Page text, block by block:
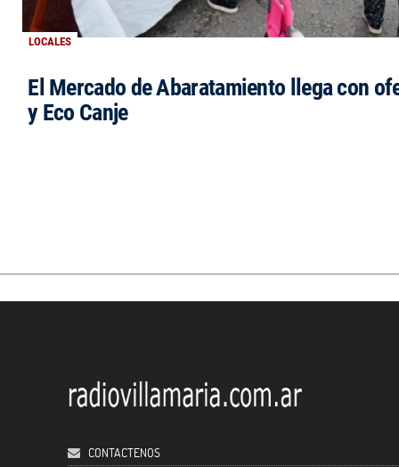
LOCALES
El Mercado de Abaratamiento llega con
y Eco Canje
CONTACTENOS